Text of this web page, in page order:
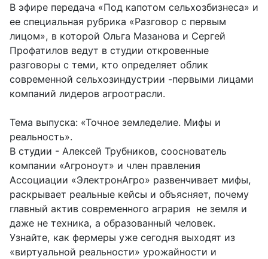
В эфире передача «Под капотом сельхозбизнеса» и
ее специальная рубрика «Разговор с первым
лицом», в которой Ольга Мазанова и Сергей
Профатилов ведут в студии откровенные
разговоры с теми, кто определяет облик
современной сельхозиндустрии -первыми лицами
компаний лидеров агроотрасли.
Тема выпуска: «Точное земледелие. Мифы и
реальность».
В студии - Алексей Трубников, сооснователь
компании «Агроноут» и член правления
Ассоциации «ЭлектронАгро» развенчивает мифы,
раскрывает реальные кейсы и объясняет, почему
главный актив современного агрария не земля и
даже не техника, а образованный человек.
Узнайте, как фермеры уже сегодня выходят из
«виртуальной реальности» урожайности и